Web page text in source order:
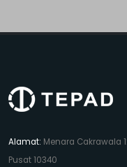
Alamat: Menara Cakrawala
Pusat 10340